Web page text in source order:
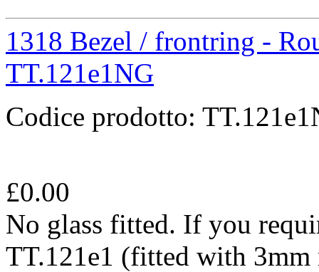
1318 Bezel / frontring -
TT.121e1NG
Codice prodotto:
£0.00
No glass fitted. If you
TT.121e1 (fitted with 3mm